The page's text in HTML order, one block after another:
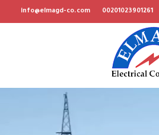
00201023901261
info@elmagd-co.com